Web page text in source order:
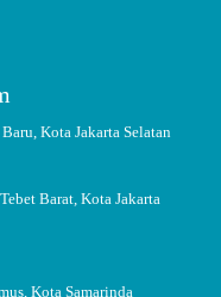
Kota Jakarta Selatan
Barat, Kota Jakarta
Kota Samarinda